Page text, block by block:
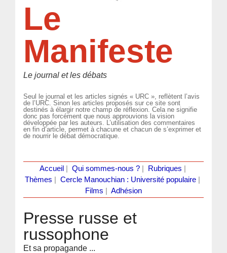
Le
Manifeste
Le journal et les débats
Seul le journal et les articles signés « URC », reflètent l’avis
de l’URC. Sinon les articles proposés sur ce site sont
destinés à élargir notre champ de réflexion. Cela ne signifie
donc pas forcément que nous approuvions la vision
développée par les auteurs. L’utilisation des commentaires
en fin d’article, permet à chacune et chacun de s’exprimer et
de nourrir le débat démocratique.
Accueil Qui sommes-nous ?| Rubriques
Thèmes
Cercle Manouchian : Université populaire
Films
Adhésion
Presse russe et
russophone
Et sa propagande ...